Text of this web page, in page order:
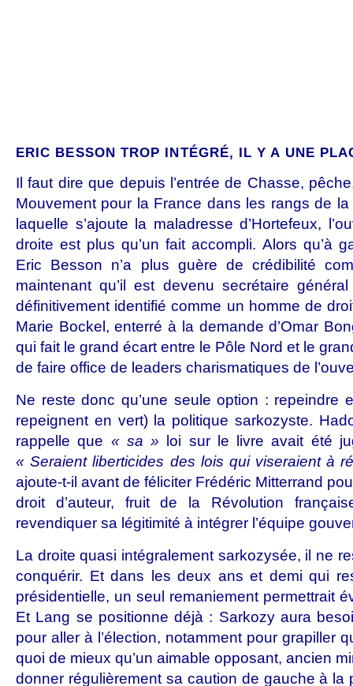
ERIC BESSON TROP INTÉGRÉ, IL Y A UNE
Il faut dire que depuis l’entrée de Chasse,
Mouvement pour la France dans les rangs de
laquelle s’ajoute la maladresse d’Hortefeux,
droite est plus qu’un fait accompli. Alors qu’à
Eric Besson n’a plus guère de crédibilité
maintenant qu’il est devenu secrétaire
définitivement identifié comme un homme de
Marie Bockel, enterré à la demande d’Omar
qui fait le grand écart entre le Pôle Nord et le
de faire office de leaders charismatiques de
Ne reste donc qu’une seule option : repeindre
repeignent en vert) la politique sarkozyste.
rappelle que « sa » loi sur le livre avait été
« Seraient liberticides des lois qui viseraient à
ajoute-t-il avant de féliciter Frédéric Mitterrand
droit d’auteur, fruit de la Révolution
revendiquer sa légitimité à intégrer l’équipe
La droite quasi intégralement sarkozysée, il ne
conquérir. Et dans les deux ans et demi qui
présidentielle, un seul remaniement permettrait
Et Lang se positionne déjà : Sarkozy aura
pour aller à l’élection, notamment pour grapiller
quoi de mieux qu’un aimable opposant, ancien
donner régulièrement sa caution de gauche à la